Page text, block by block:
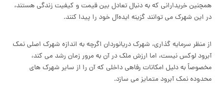
همچنین خریدارانی که به دنبال تعادل بین قیمت و کیفیت زندگی هستند،
در این شهرک می توانند گزینه ایده‌آل خود را پیدا کنند.
از منظر سرمایه گذاری، شهرک دریانوردان اگرچه به اندازه شهرک اصلی نمک
آبرود لوکس نیست، اما ارزش ملک در آن به مرور زمان رشد می کند،
مخصوصاً به دلیل امکانات رفاهی داخلی که آن را از سایر شهرک های
محدوده نمک آبرود متمایز می سازد.